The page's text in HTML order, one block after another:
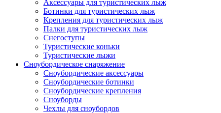
Аксессуары для туристических лыж
Ботинки для туристических лыж
Крепления для туристических лыж
Палки для туристических лыж
Снегоступы
Туристические коньки
Туристические лыжи
Сноубордическое снаряжение
Сноубордические аксессуары
Сноубордические ботинки
Сноубордические крепления
Сноуборды
Чехлы для сноубордов